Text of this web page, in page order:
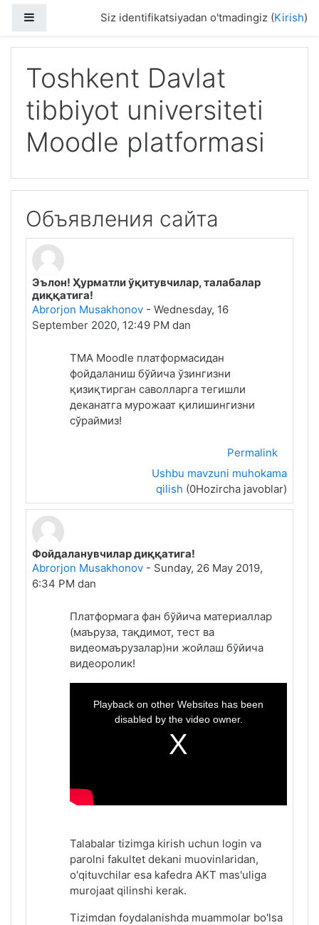
Siz identifikatsiyadan o'tmadingiz (Kirish)
Toshkent Davlat
tibbiyot universiteti
Moodle platformasi
Объявления сайта
Эълон! Ҳурматли ўқитувчилар, талабалар
диққатига!
Abrorjon Musakhonov - Wednesday, 16
September 2020, 12:49 PM dan
TMA Moodle платформасидан
фойдаланиш бўйича ўзингизни
қизиқтирган саволларга тегишли
деканатга мурожаат қилишингизни
сўраймиз!
Permalink
Ushbu mavzuni muhokama
qilish (0Hozircha javoblar)
Фойдаланувчилар диққатига!
Abrorjon Musakhonov - Sunday, 26 May 2019,
6:34 PM dan
Платформага фан бўйича материаллар
(маъруза, тақдимот, тест ва
видеомаърузалар)ни жойлаш бўйича
видеоролик!
Playback on other Websites has been
disabled by the video owner.
Talabalar tizimga kirish uchun login va
parolni fakultet dekani muovinlaridan,
o'qituvchilar esa kafedra AKT mas'uliga
murojaat qilinshi kerak.
Tizimdan foydalanishda muammolar bo'lsa